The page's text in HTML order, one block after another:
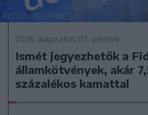
2026. augusztus 07., péntek
Ismét jegyezhetők a
államkötvények, akár
százalékos kamattal